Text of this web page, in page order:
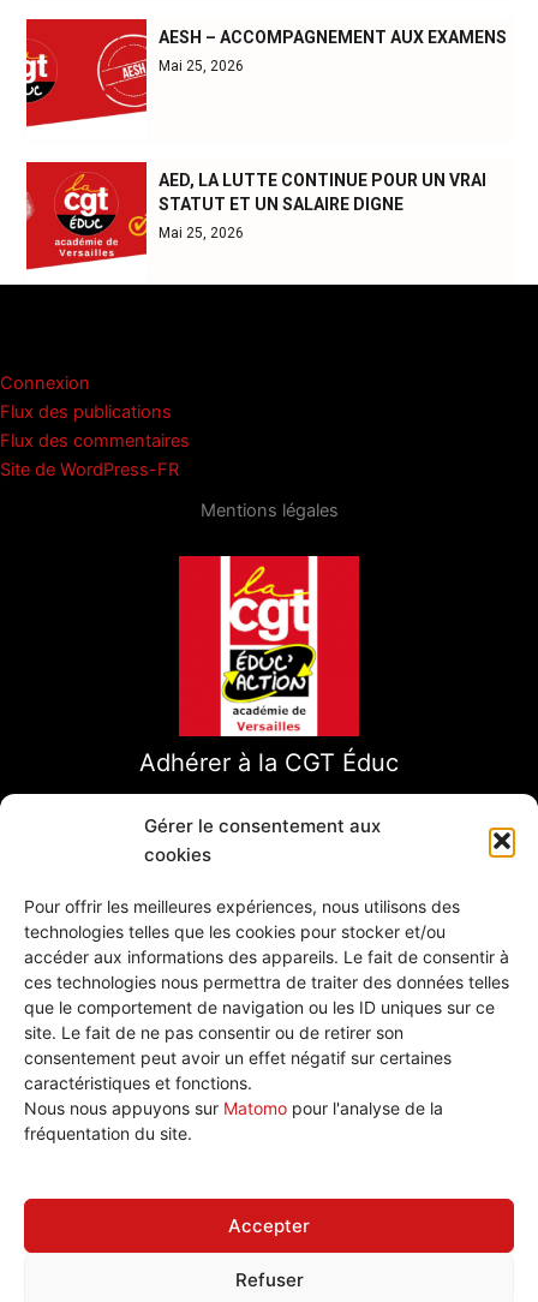
Gérer le consentement aux
cookies
Pour offrir les meilleures expériences, nous utilisons des
technologies telles que les cookies pour stocker et/ou
accéder aux informations des appareils. Le fait de consentir à
ces technologies nous permettra de traiter des données telles
que le comportement de navigation ou les ID uniques sur ce
site. Le fait de ne pas consentir ou de retirer son
consentement peut avoir un effet négatif sur certaines
caractéristiques et fonctions.
Nous nous appuyons sur Matomo pour l'analyse de la
fréquentation du site.
Accepter
Refuser
AESH – ACCOMPAGNEMENT AUX EXAMENS
Mai 25, 2026
AED, LA LUTTE CONTINUE POUR UN VRAI
STATUT ET UN SALAIRE DIGNE
Mai 25, 2026
Connexion
Flux des publications
Flux des commentaires
Site de WordPress-FR
Mentions légales
Adhérer à la CGT Éduc
Nous écrire